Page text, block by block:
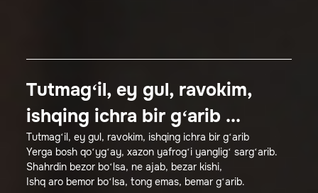
Tutmag‘il, ey gul, ravokim,
ishqing ichra bir g‘arib ...
Tutmag‘il, ey gul, ravokim, ishqing ichra bir g‘arib
Yerga bosh qo‘yg‘ay, xazon yafrog‘i yanglig‘ sarg‘arib.
Shahrdin bezor bo‘lsa, ne ajab, bezar kishi,
Ishq aro bemor bo‘lsa, tong emas, bemar g‘arib.